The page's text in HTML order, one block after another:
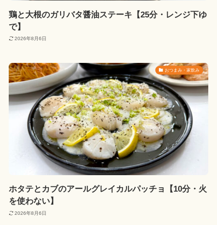
鶏と大根のガリバタ醤油ステーキ【25分・レンジ下ゆ
で】
2026年8月6日
おつまみ・家飲み
ホタテとカブのアールグレイカルパッチョ【10分・火
を使わない】
2026年8月6日